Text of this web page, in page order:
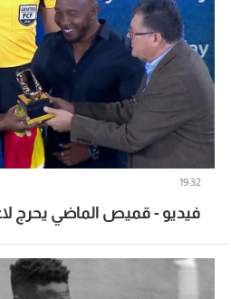
فيديو - قميص الماضي يحرج
19:32